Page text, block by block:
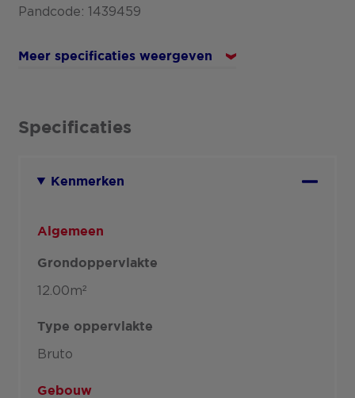
Pandcode: 1439459
Meer specificaties weergeven
Specificaties
Kenmerken
Algemeen
Grondoppervlakte
12.00m²
Type oppervlakte
Bruto
Gebouw